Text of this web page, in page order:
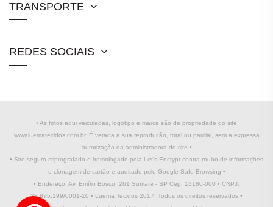
TRANSPORTE
REDES SOCIAIS
• As fotos aqui veiculadas, logotipo e marca são de propriedade do site
www.luematecidos.com.br. É vetada a sua reprodução, total ou parcial, sem a expressa
autorização da administradora do site •
• Site seguro criptografado e homologado pela Let's Encrypt contra roubo de informações
e clonagem de cartão e auditado pelo Google Safe Browsing •
• Endereço: Av. Emílio Bosco, 261 Sumaré - SP Cep: 13180-000 • CNPJ:
28.875.199/0001-10 • Luema Tecidos 2017. Todos os direitos reservados •